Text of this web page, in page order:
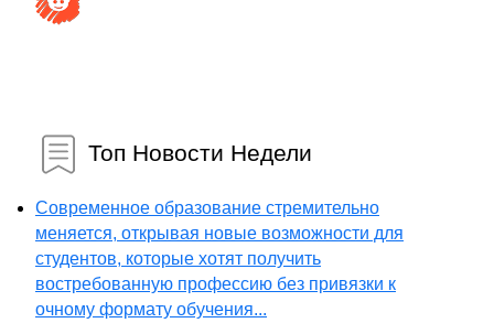
Топ Новости Недели
Современное образование стремительно
меняется, открывая новые возможности для
студентов, которые хотят получить
востребованную профессию без привязки к
очному формату обучения...